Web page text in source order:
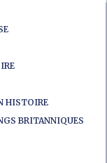
HISTOIRE
BRITANNIQUES